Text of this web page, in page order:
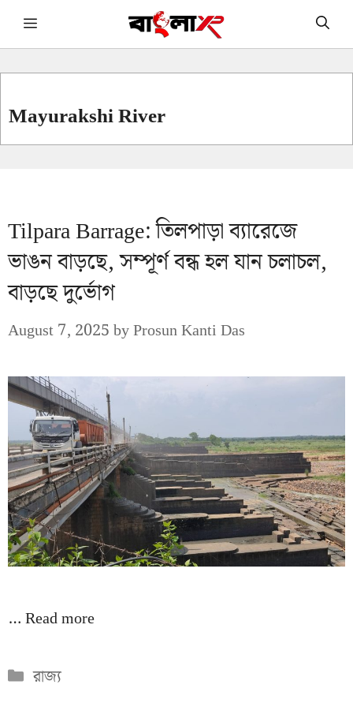
Skip Menu
Mayurakshi River
Tilpara Barrage: তিলপাড়া ব্যারেজে
ভাঙন বাড়ছে, সম্পূর্ণ বন্ধ হল যান চলাচল,
বাড়ছে দুর্ভোগ
August 7, 2025byProsun Kanti Das
…Read more
Categories
রাজ্য